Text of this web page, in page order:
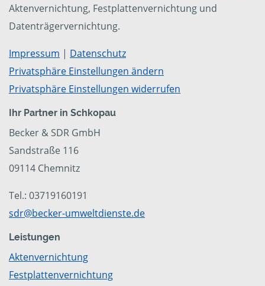
Aktenvernichtung, Festplattenvernichtung und
Datenträgervernichtung.
Impressum | Datenschutz
Privatsphäre Einstellungen ändern
Privatsphäre Einstellungen widerrufen
Ihr Partner in Schkopau
Becker & SDR GmbH
Sandstraße 116
09114 Chemnitz
Tel.: 03719160191
sdr@becker-umweltdienste.de
Leistungen
Aktenvernichtung
Festplattenvernichtung